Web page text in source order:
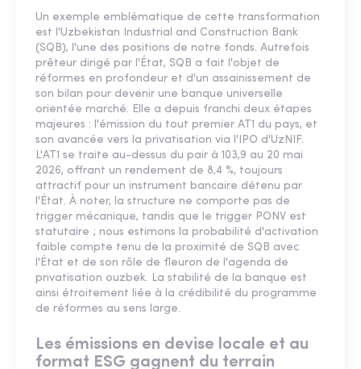
Un exemple emblématique de cette transformation
est l'Uzbekistan Industrial and Construction Bank
(SQB), l'une des positions de notre fonds. Autrefois
prêteur dirigé par l'État, SQB a fait l'objet de
réformes en profondeur et d'un assainissement de
son bilan pour devenir une banque universelle
orientée marché. Elle a depuis franchi deux étapes
majeures : l'émission du tout premier AT1 du pays, et
son avancée vers la privatisation via l'IPO d'UzNIF.
L'AT1 se traite au-dessus du pair à 103,9 au 20 mai
2026, offrant un rendement de 8,4 %, toujours
attractif pour un instrument bancaire détenu par
l'État. À noter, la structure ne comporte pas de
trigger mécanique, tandis que le trigger PONV est
statutaire ; nous estimons la probabilité d'activation
faible compte tenu de la proximité de SQB avec
l'État et de son rôle de fleuron de l'agenda de
privatisation ouzbek. La stabilité de la banque est
ainsi étroitement liée à la crédibilité du programme
de réformes au sens large.
Les émissions en devise locale et au
format ESG gagnent du terrain